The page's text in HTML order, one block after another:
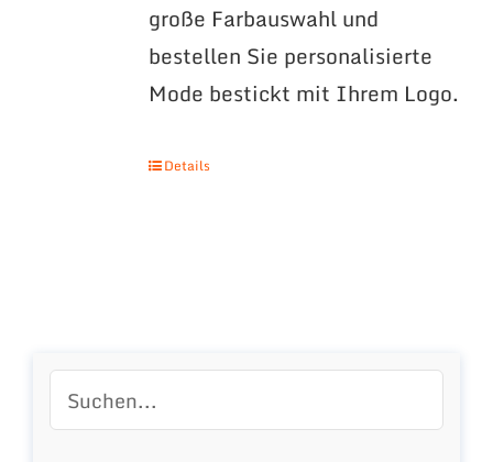
große Farbauswahl und
bestellen Sie personalisierte
Mode bestickt mit Ihrem Logo.
Details